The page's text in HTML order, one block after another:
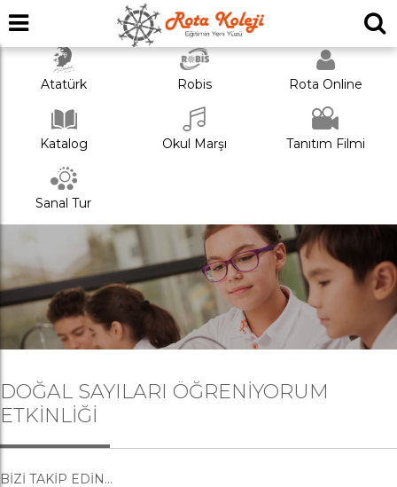
Atatürk Robis Rota Online
Katalog Okul Marşı Tanıtım Filmi
Sanal Tur
DOĞAL SAYILARI ÖĞRENIYORUM
ETKINLIĞI
BIZI TAKIP EDIN...